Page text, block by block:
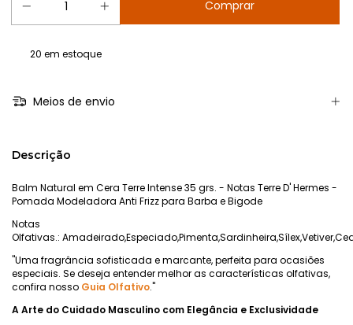
20 em estoque
Meios de envio
Descrição
Balm Natural em Cera Terre Intense 35 grs. - Notas Terre D' Hermes -
Pomada Modeladora Anti Frizz para Barba e Bigode
Notas
Olfativas.:
"Uma fragrância sofisticada e marcante, perfeita para ocasiões
especiais. Se deseja entender melhor as características olfativas,
confira nosso Guia Olfativo."
A Arte do Cuidado Masculino com Elegância e Exclusividade